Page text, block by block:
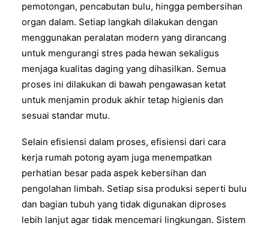
pemotongan, pencabutan bulu, hingga pembersihan
organ dalam. Setiap langkah dilakukan dengan
menggunakan peralatan modern yang dirancang
untuk mengurangi stres pada hewan sekaligus
menjaga kualitas daging yang dihasilkan. Semua
proses ini dilakukan di bawah pengawasan ketat
untuk menjamin produk akhir tetap higienis dan
sesuai standar mutu.
Selain efisiensi dalam proses, efisiensi dari cara
kerja rumah potong ayam juga menempatkan
perhatian besar pada aspek kebersihan dan
pengolahan limbah. Setiap sisa produksi seperti bulu
dan bagian tubuh yang tidak digunakan diproses
lebih lanjut agar tidak mencemari lingkungan. Sistem